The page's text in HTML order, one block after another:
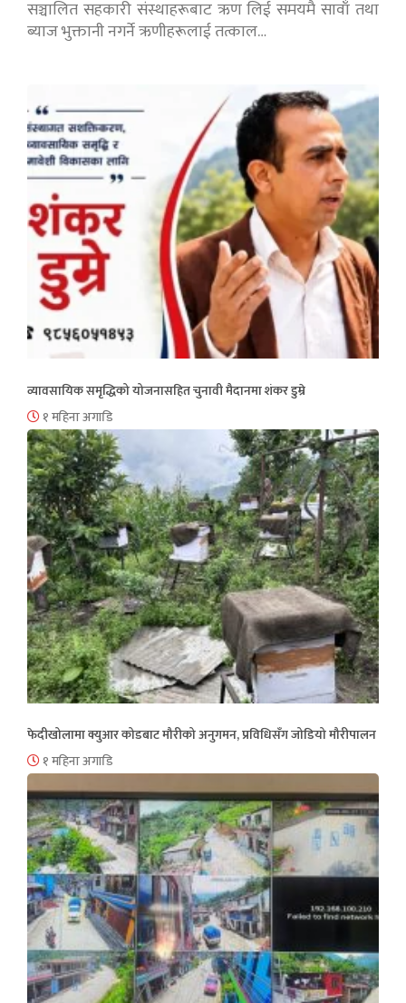
सञ्चालित सहकारी संस्थाहरूबाट ऋण लिई समयमै सावाँ तथा
ब्याज भुक्तानी नगर्ने ऋणीहरूलाई तत्काल…
व्यावसायिक समृद्धिको योजनासहित चुनावी मैदानमा शंकर डुम्रे
१ महिना अगाडि
फेदीखोलामा क्युआर कोडबाट मौरीको अनुगमन, प्रविधिसँग जोडियो मौरीपालन
१ महिना अगाडि